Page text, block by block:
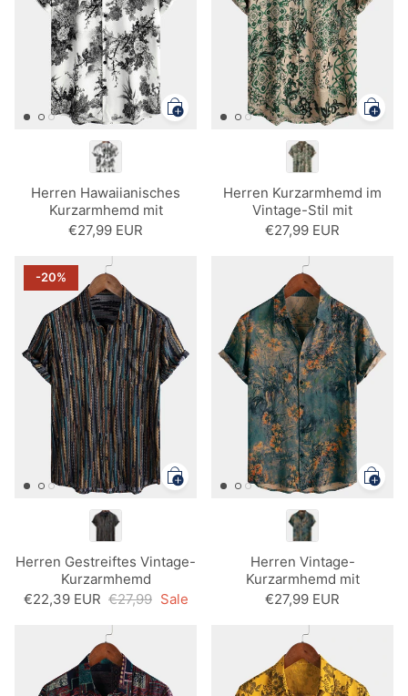
Herren Hawaiianisches
Kurzarmhemd mit
Blumenmuster
€27,99 EUR
Herren Kurzarmhemd im
Vintage-Stil mit
Blumenmuster
€27,99 EUR
-20%
Herren Gestreiftes Vintage-
Kurzarmhemd
€22,39 EUR €27,99 Sale
Herren Vintage-
Kurzarmhemd mit
Blumenmuster
€27,99 EUR